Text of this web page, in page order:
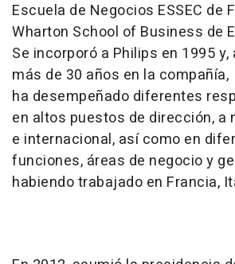
Escuela de Negocios ESSEC de
Wharton School of Business de
Se incorporó a Philips en 1995
más de 30 años en la compañía,
ha desempeñado diferentes
en altos puestos de dirección, a
e internacional, así como en
funciones, áreas de negocio y
habiendo trabajado en Francia,